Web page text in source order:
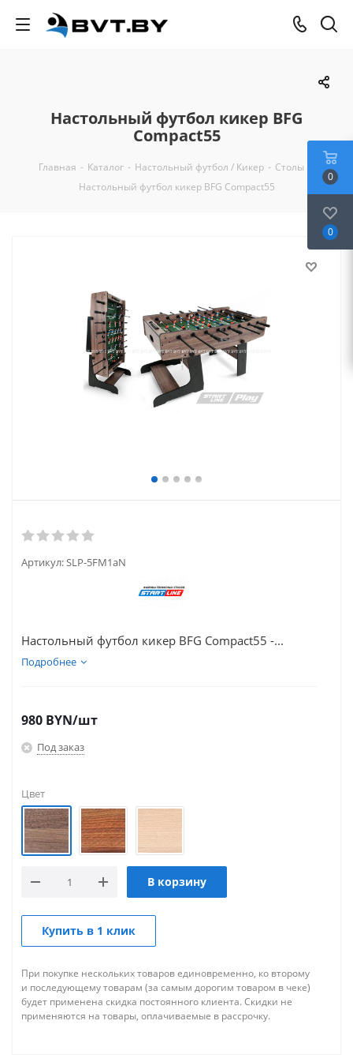
Настольный футбол кикер BFG
Compact55
Главная - Каталог - Настольный футбол / Кикер - Столы
Настольный футбол кикер BFG Compact55
Артикул:SLP-5FM1aN
Настольный футбол кикер BFG Compact55 -...
Подробнее
980 BYN/шт
Под заказ
Цвет
В корзину
Купить в 1 клик
При покупке нескольких товаров единовременно, ко второму
и последующему товарам (за самым дорогим товаром в чеке)
будет применена скидка постоянного клиента. Скидки не
применяются на товары, оплачиваемые в рассрочку.
0
0